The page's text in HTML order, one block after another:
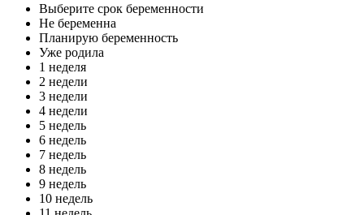
Выберите срок беременности
Не беременна
Планирую беременность
Уже родила
1 неделя
2 недели
3 недели
4 недели
5 недель
6 недель
7 недель
8 недель
9 недель
10 недель